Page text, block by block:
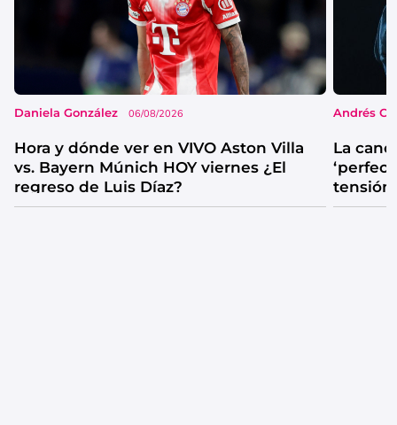
Daniela González 06/08/2026
Hora y dónde ver en VIVO Aston Villa
vs. Bayern Múnich HOY viernes ¿El
regreso de Luis Díaz?
Andrés
La
tensión
catarsis